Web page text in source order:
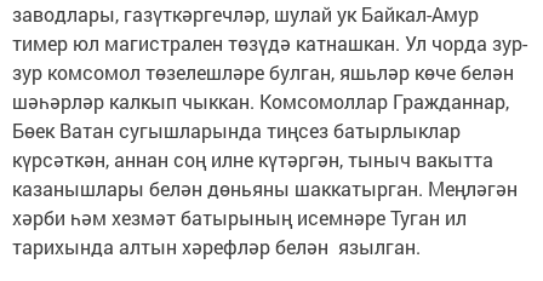
заводлары, газүткәргечләр, шулай ук Байкал-Амур
тимер юл магистрален төзүдә катнашкан. Ул чорда зур-
зур комсомол төзелешләре булган, яшьләр көче белән
шәһәрләр калкып чыккан. Комсомоллар Гражданнар,
Бөек Ватан сугышларында тиңсез батырлыклар
күрсәткән, аннан соң илне күтәргән, тыныч вакытта
казанышлары белән дөньяны шаккатырган. Меңләгән
хәрби һәм хезмәт батырының исемнәре Туган ил
тарихында алтын хәрефләр белән язылган.